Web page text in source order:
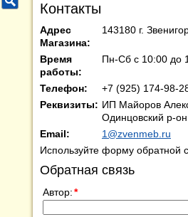
Контакты
Адрес
Магазина:
143180 г.
Время
работы:
Пн-Сб с 10:00 до
Телефон:
+7 (925) 174-98-
Реквизиты: ИП Майоров
Одинцовский р-
Email:
1@zvenmeb.ru
Используйте форму обратной
Обратная связь
Автор:*